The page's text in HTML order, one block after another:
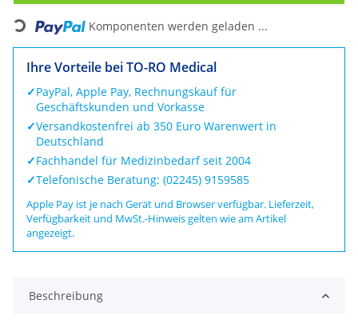
Loading... Komponenten werden geladen ...
Ihre Vorteile bei TO-RO Medical
✓PayPal, Apple Pay, Rechnungskauf für
Geschäftskunden und Vorkasse
✓Versandkostenfrei ab 350 Euro Warenwert in
Deutschland
✓Fachhandel für Medizinbedarf seit 2004
✓Telefonische Beratung: (02245) 9159585
Apple Pay ist je nach Gerät und Browser verfügbar. Lieferzeit,
Verfügbarkeit und MwSt.-Hinweis gelten wie am Artikel
angezeigt.
Beschreibung